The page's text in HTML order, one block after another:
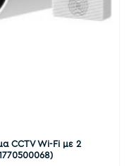
CCTV Wi-Fi με 2